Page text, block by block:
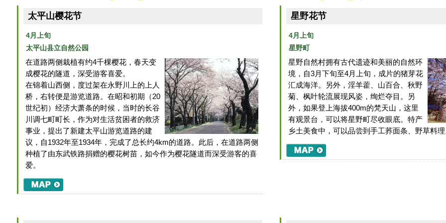
太平山樱花节
4月上旬
太平山县立自然公园
在道路两侧栽植有约4千棵樱花，春天变
成樱花的隧道，深受游客喜爱。
在锦着山西侧，度过架在永野川上的上人
桥，右转便是游览道路。在昭和初期（20
世纪初）经济大萧条的时候，当时的长谷
川调七町町长，作为对生活贫困者的救济
事业，提出了新建太平山游览道路的建
议，自1932年至1934年，完成了总长约4km的道路。此后，在道路两侧
种植了由东武铁路捐赠的樱花树苗，如今作为樱花隧道而深受游客的喜
爱。
星野花节
4月上旬
星野町
星野自然村拥有古代遗迹和美丽的自然环
境，自3月下旬至4月上旬，成片的猪芽花
汇成海洋。另外，淫羊藿、山百合、秋野
菊、枫叶轮流展现风姿，绚烂夺目。另
外，如果登上海拔400m的梵天山，这里
有观景台，可以将星野町尽收眼底。特产
乡土美食中，可以品尝到手工荞面条、野草料